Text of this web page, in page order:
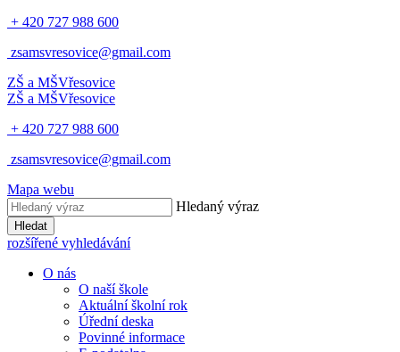
+ 420 727 988 600
zsamsvresovice@gmail.com
ZŠ a MŠVřesovice
ZŠ a MŠVřesovice
+ 420 727 988 600
zsamsvresovice@gmail.com
Mapa webu
Hledaný výraz
Hledat
rozšířené vyhledávání
O nás
O naší škole
Aktuální školní rok
Úřední deska
Povinné informace